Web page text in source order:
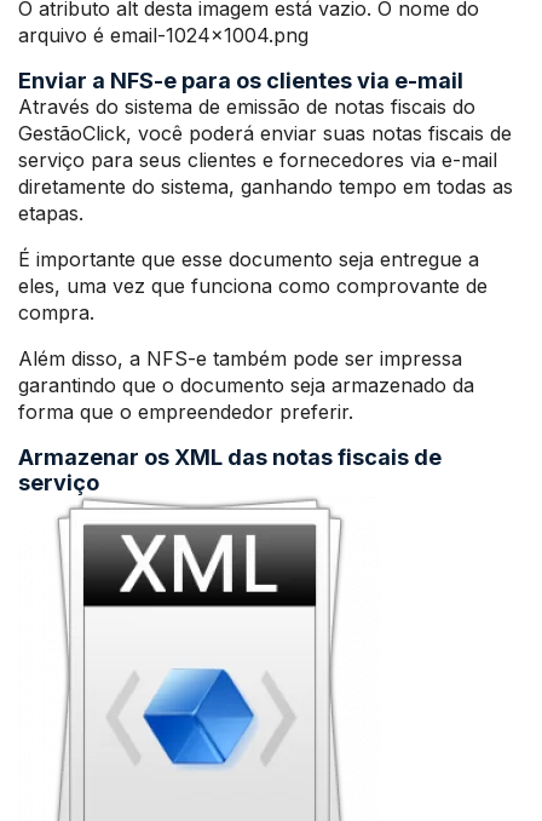
O atributo alt desta imagem está vazio. O nome do
arquivo é email-1024×1004.png
Enviar a NFS-e para os clientes via e-mail
Através do sistema de emissão de notas fiscais do
GestãoClick, você poderá enviar suas notas fiscais de
serviço para seus clientes e fornecedores via e-mail
diretamente do sistema, ganhando tempo em todas as
etapas.
É importante que esse documento seja entregue a
eles, uma vez que funciona como comprovante de
compra.
Além disso, a NFS-e também pode ser impressa
garantindo que o documento seja armazenado da
forma que o empreendedor preferir.
Armazenar os XML das notas fiscais de
serviço